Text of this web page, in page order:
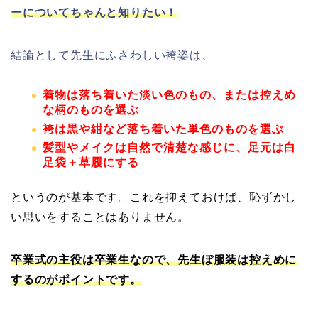
ーについてちゃんと知りたい！
結論として先生にふさわしい袴姿は、
着物は落ち着いた淡い色のもの、または控えめ
な柄のものを選ぶ
袴は黒や紺など落ち着いた単色のものを選ぶ
髪型やメイクは自然で清楚な感じに、足元は白
足袋＋草履にする
というのが基本です。これを抑えておけば、恥ずかし
い思いをすることはありません。
卒業式の主役は卒業生なので、先生ぼ服装は控えめに
するのがポイントです。